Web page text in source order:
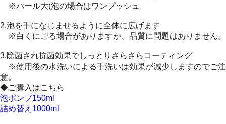
※パール大(泡の場合はワンプッシュ
2.泡を手になじませるように全体に広げます
※白くにごる場合がありますが、品質に問題はありません。
3.除菌され抗菌効果でしっとりさらさらコーティング
※使用後の水洗いによる手洗いは効果が減少しますのでご注
意。
◆ご購入はこちら
泡ポンプ150ml
詰め替え1000ml